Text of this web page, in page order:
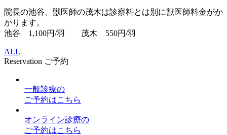
院長の池谷、獣医師の茂木は診察料とは別に獣医師料金がか
かります。
池谷 1,100円/羽 茂木 550円/羽
ALL
Reservation ご予約
一般診療の
ご予約はこちら
オンライン診療の
ご予約はこちら